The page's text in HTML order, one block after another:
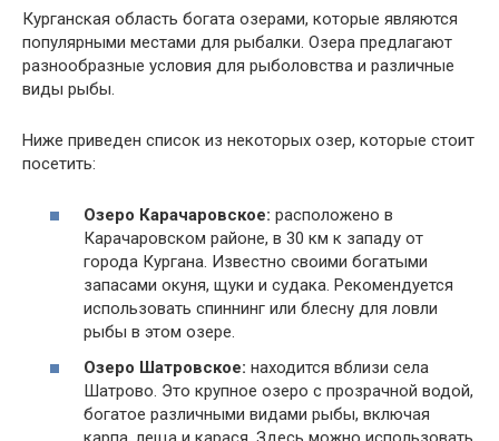
Курганская область богата озерами, которые являются
популярными местами для рыбалки. Озера предлагают
разнообразные условия для рыболовства и различные
виды рыбы.
Ниже приведен список из некоторых озер, которые стоит
посетить:
Озеро Карачаровское: расположено в
Карачаровском районе, в 30 км к западу от
города Кургана. Известно своими богатыми
запасами окуня, щуки и судака. Рекомендуется
использовать спиннинг или блесну для ловли
рыбы в этом озере.
Озеро Шатровское: находится вблизи села
Шатрово. Это крупное озеро с прозрачной водой,
богатое различными видами рыбы, включая